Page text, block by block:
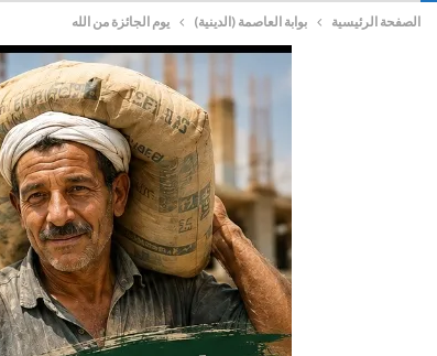
الصفحة الرئيسية بوابة العاصمة (الدينية) يوم الجائزة من الله